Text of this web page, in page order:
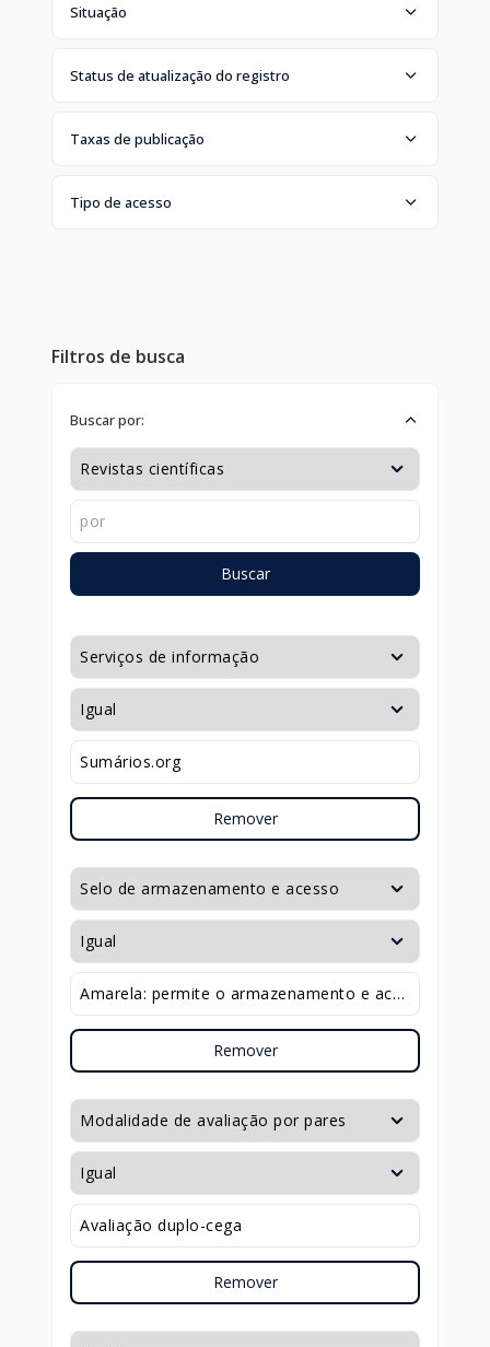
Situação
Status de atualização do registro
Taxas de publicação
Tipo de acesso
Filtros de busca
Buscar por:
Buscar
Remover
Remover
Remover